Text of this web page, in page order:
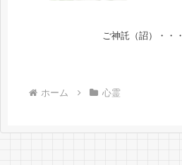
ご神託（詔）・・・
ホーム 心霊